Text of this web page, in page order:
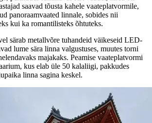
saavad tõusta kahele vaateplatvormile,
panoraamvaated linnale, sobides nii
kui ka romantilisteks õhtuteks.
särab metallvõre tuhandeid väikeseid LED-
lume sära linna valgustuses, muutes torni
majakaks. Peamise vaateplatvormi
kus elab üle 50 kalaliigi, pakkudes
linna sagina keskel.